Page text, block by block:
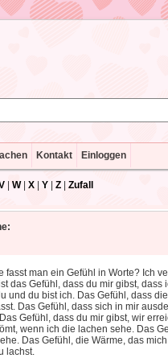
Kontakt Einloggen
W| X Y Z Zufall
fasst man ein Gefühl in Worte? Ich
das Gefühl, dass du mir gibst, dass
und du bist ich. Das Gefühl, dass
Das Gefühl, dass sich in mir
Gefühl, dass du mir gibst, wir
wenn ich die lachen sehe. Das
Das Gefühl, die Wärme, das
lachst.